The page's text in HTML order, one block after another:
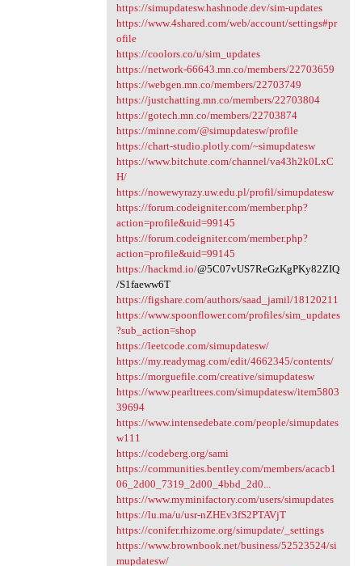
https://simupdatesw.hashnode.dev/sim-updates
https://www.4shared.com/web/account/settings#pr
ofile
https://coolors.co/u/sim_updates
https://network-66643.mn.co/members/22703659
https://webgen.mn.co/members/22703749
https://justchatting.mn.co/members/22703804
https://gotech.mn.co/members/22703874
https://minne.com/@simupdatesw/profile
https://chart-studio.plotly.com/~simupdatesw
https://www.bitchute.com/channel/va43h2k0LxC
H/
https://nowewyrazy.uw.edu.pl/profil/simupdatesw
https://forum.codeigniter.com/member.php?
action=profile&uid=99145
https://forum.codeigniter.com/member.php?
action=profile&uid=99145
https://hackmd.io/@5C07vUS7ReGzKgPKy82ZIQ
/S1faeww6T
https://figshare.com/authors/saad_jamil/18120211
https://www.spoonflower.com/profiles/sim_updates
?sub_action=shop
https://leetcode.com/simupdatesw/
https://my.readymag.com/edit/4662345/contents/
https://morguefile.com/creative/simupdatesw
https://www.pearltrees.com/simupdatesw/item5803
39694
https://www.intensedebate.com/people/simupdates
w111
https://codeberg.org/sami
https://communities.bentley.com/members/acacb1
06_2d00_7319_2d00_4bbd_2d0...
https://www.myminifactory.com/users/simupdates
https://lu.ma/u/usr-nZHEv3fS2PTAVjT
https://conifer.rhizome.org/simupdate/_settings
https://www.brownbook.net/business/52523524/si
mupdatesw/